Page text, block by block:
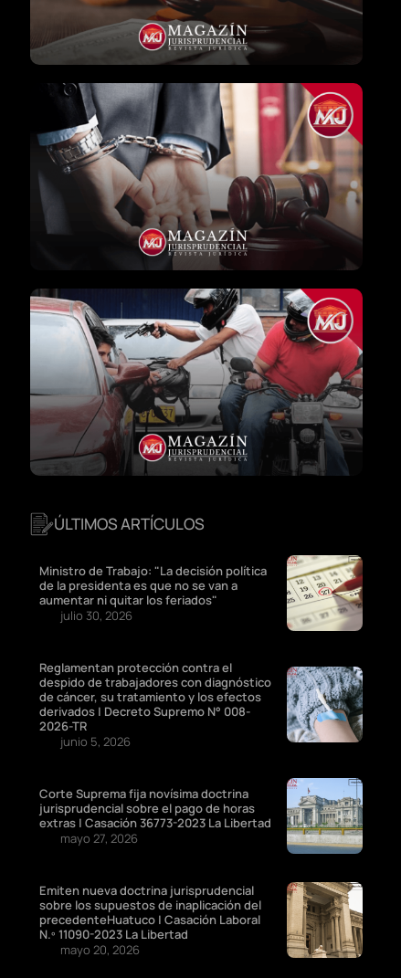
ÚLTIMOS ARTÍCULOS
Ministro de Trabajo: "La decisión política
de la presidenta es que no se van a
aumentar ni quitar los feriados"
julio 30, 2026
Reglamentan protección contra el
despido de trabajadores con diagnóstico
de cáncer, su tratamiento y los efectos
derivados | Decreto Supremo N° 008-
2026-TR
junio 5, 2026
Corte Suprema fija novísima doctrina
jurisprudencial sobre el pago de horas
extras | Casación 36773-2023 La Libertad
mayo 27, 2026
Emiten nueva doctrina jurisprudencial
sobre los supuestos de inaplicación del
precedenteHuatuco | Casación Laboral
N.º 11090-2023 La Libertad
mayo 20, 2026